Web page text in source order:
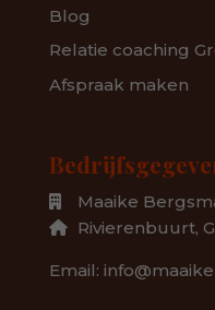
Blog
Relatie coaching
Afspraak maken
Maaike
Rivierenbuurt,
Email: